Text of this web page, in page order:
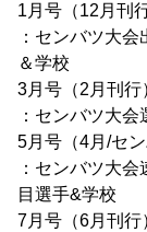
1月号（12月刊行
：センバツ大
＆学校
3月号（2月刊行
：センバツ大
5月号（4月/セ
：センバツ大
目選手&学校
7月号（6月刊行